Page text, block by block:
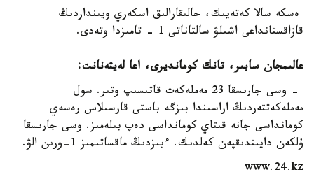
ەسكە سالا كەتەيىك، حالىقارالىق اسكەري ويىنداردىڭ
قازاقستانداعى اشىلۋ سالتاناتى 1 - تامىزدا وتەدى.
عالىمجان سابىر، تانك كومانديرى، اعا لەيتەنانت:
- وسى جارىسقا 23 مەملەكەت قاتىسىپ وتىر. سول
مەملەكەتتەردىڭ اراسىندا بىزگە باستى قارسىلاس رەسەي
كومانداسى جانە قىتاي كومانداسى دەپ بىلەمىز. وسى جارىسقا
ۇلكەن دايىندىقپەن كەلدىك. ءبىزدىڭ ماقساتىمىز 1-ورىن الۋ.
www.24.kz